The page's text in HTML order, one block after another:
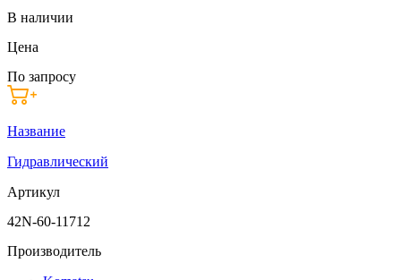
В наличии
Цена
По запросу
Название
Гидравлический
Артикул
42N-60-11712
Производитель